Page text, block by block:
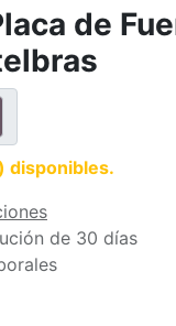
de
disponibles.
de 30 días